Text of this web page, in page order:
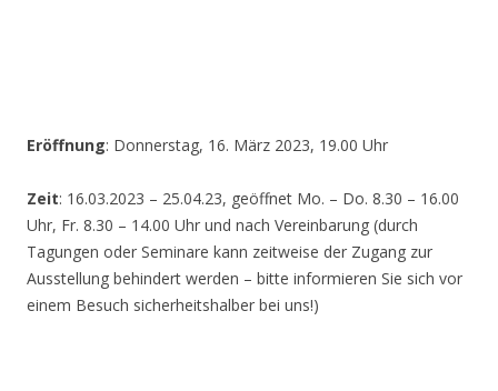
Eröffnung: Donnerstag, 16. März 2023, 19.00 Uhr
Zeit: 16.03.2023 – 25.04.23, geöffnet Mo. – Do. 8.30 – 16.00
Uhr, Fr. 8.30 – 14.00 Uhr und nach Vereinbarung (durch
Tagungen oder Seminare kann zeitweise der Zugang zur
Ausstellung behindert werden – bitte informieren Sie sich vor
einem Besuch sicherheitshalber bei uns!)